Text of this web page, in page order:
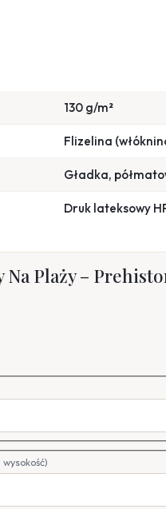
130 g/m²
Flizelina
Gładka,
Druk lateksowy
Plaży –
wysokość)